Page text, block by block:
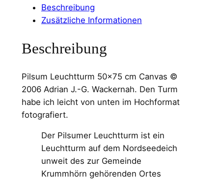
Beschreibung
Zusätzliche Informationen
Beschreibung
Pilsum Leuchtturm 50×75 cm Canvas ©
2006 Adrian J.-G. Wackernah. Den Turm
habe ich leicht von unten im Hochformat
fotografiert.
Der Pilsumer Leuchtturm ist ein
Leuchtturm auf dem Nordseedeich
unweit des zur Gemeinde
Krummhörn gehörenden Ortes